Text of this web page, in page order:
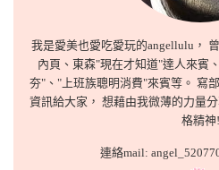
我是愛美也愛吃愛玩的angellulu，
內頁、東森"現在才知道"達人來賓
夯"、"上班族聰明消費"來賓等。 寫
資訊給大家， 想藉由我微薄的力量
格精神!
連絡mail: